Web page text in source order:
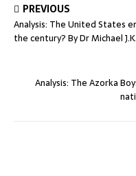
PREVIOUS
Analysis: The United States
the century? By Dr Michael
Analysis: The Azorka